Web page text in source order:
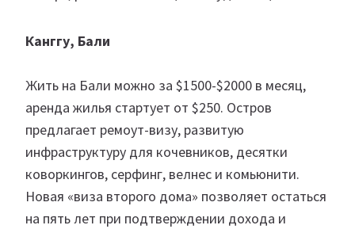
Канггу, Бали
Жить на Бали можно за $1500-$2000 в месяц,
аренда жилья стартует от $250. Остров
предлагает ремоут-визу, развитую
инфраструктуру для кочевников, десятки
коворкингов, серфинг, велнес и комьюнити.
Новая «виза второго дома» позволяет остаться
на пять лет при подтверждении дохода и